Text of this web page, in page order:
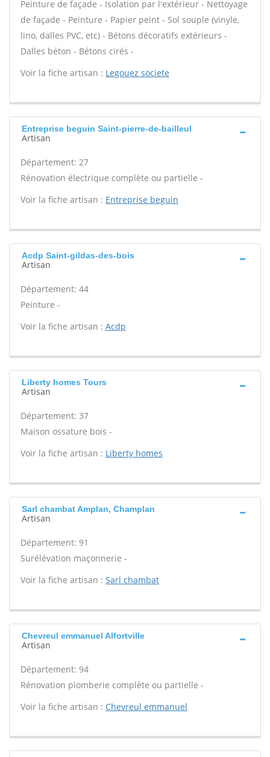
Peinture de façade - Isolation par l'extérieur - Nettoyage
de façade - Peinture - Papier peint - Sol souple (vinyle,
lino, dalles PVC, etc) - Bétons décoratifs extérieurs -
Dalles béton - Bétons cirés -
Voir la fiche artisan : Legouez societe
Entreprise beguin Saint-pierre-de-bailleul
Artisan
Département: 27
Rénovation électrique complète ou partielle -
Voir la fiche artisan : Entreprise beguin
Acdp Saint-gildas-des-bois
Artisan
Département: 44
Peinture -
Voir la fiche artisan : Acdp
Liberty homes Tours
Artisan
Département: 37
Maison ossature bois -
Voir la fiche artisan : Liberty homes
Sarl chambat Amplan, Champlan
Artisan
Département: 91
Surélévation maçonnerie -
Voir la fiche artisan : Sarl chambat
Chevreul emmanuel Alfortville
Artisan
Département: 94
Rénovation plomberie complète ou partielle -
Voir la fiche artisan : Chevreul emmanuel